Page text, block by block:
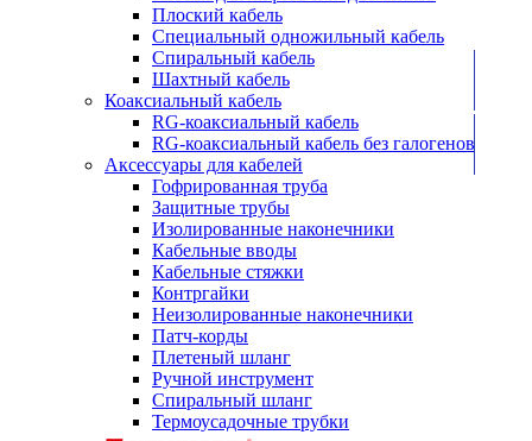
Плоский кабель
Специальный одножильный кабель
Спиральный кабель
Шахтный кабель
Коаксиальный кабель
RG-коаксиальный кабель
RG-коаксиальный кабель без галогенов
Аксессуары для кабелей
Гофрированная труба
Защитные трубы
Изолированные наконечники
Кабельные вводы
Кабельные стяжки
Контргайки
Неизолированные наконечники
Патч-корды
Плетеный шланг
Ручной инструмент
Спиральный шланг
Термоусадочные трубки